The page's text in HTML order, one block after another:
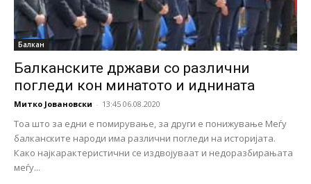
Балкан
Балканските држави со различни
погледи кон минатото и иднината
Митко Јовановски - 13:45 06.08.2020
Тоа што за едни е помирување, за други е понижување Меѓу
балканските народи има различни погледи на историјата.
Како најкарактеристични се издвојуваат и недоразбирањата
меѓу...